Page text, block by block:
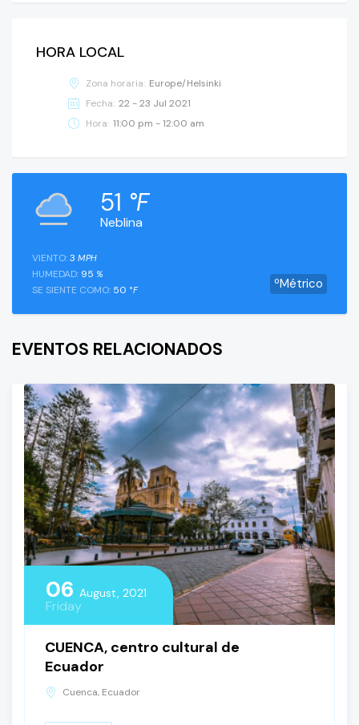
HORA LOCAL
Zona horaria: Europe/Helsinki
Fecha: 22 - 23 Jul 2021
Hora: 11:00 pm - 12:00 am
Neblina
51 °F
ºMétrico
VIENTO:3 MPH
HUMEDAD: 95 %
SE SIENTE COMO: 50 °F
EVENTOS RELACIONADOS
06 August, 2021
Friday
CUENCA, centro cultural de
Ecuador
Cuenca, Ecuador